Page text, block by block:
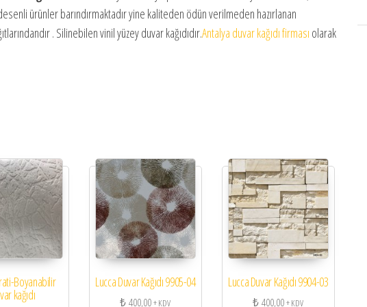
ürünler barındırmaktadır yine kaliteden ödün verilmeden hazırlanan
. Silinebilen vinil yüzey duvar kağıdıdır.Antalya duvar kağıdı firması olarak
Boyanabilir
kağıdı
Lucca Duvar Kağıdı 9905-04
₺400,00+ KDV
Lucca Duvar Kağıdı 9904-03
₺400,00+ KDV